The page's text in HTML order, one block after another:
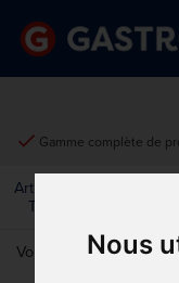
Nous
done Gamme complète de
Art De La
Table
Vous êtes ici:Accueil >